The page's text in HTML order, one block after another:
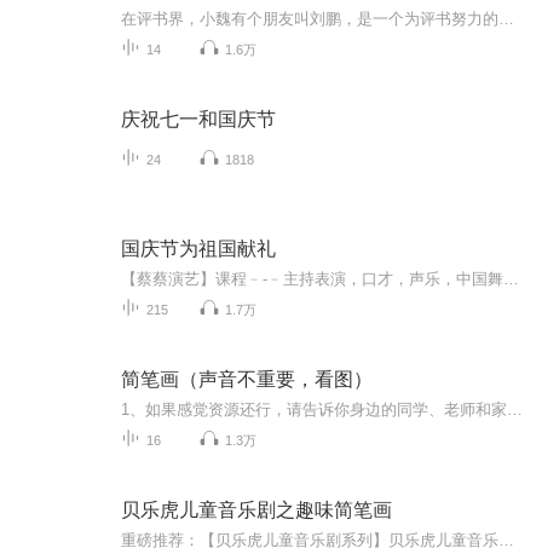
14 1.6万
庆祝七一和国庆节
24 1818
国庆节为祖国献礼
215 1.7万
简笔画（声音不重要，看图）
16 1.3万
贝乐虎儿童音乐剧之趣味简笔画